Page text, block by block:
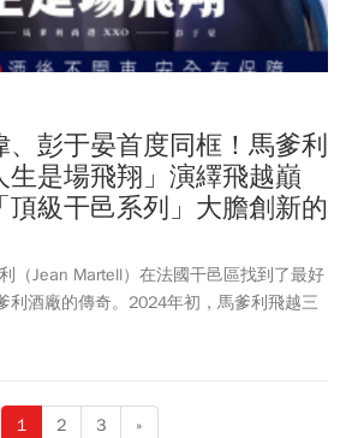
、彭于晏首度同框！馬爹利
生是場飛翔」演繹飛越巔
級干邑系列」大膽創新的
（Jean Martell）在法國干邑區找到了最好
利酒廠的傳奇。2024年初，馬爹利飛越三
兩大影壇巨星梁朝偉、彭于晏擔任品牌雙
詩韻與故事性的創新設計，寄寓馬爹利自
1 2 3 »